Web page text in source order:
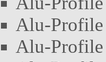
Alu-Profile
Alu-Profile